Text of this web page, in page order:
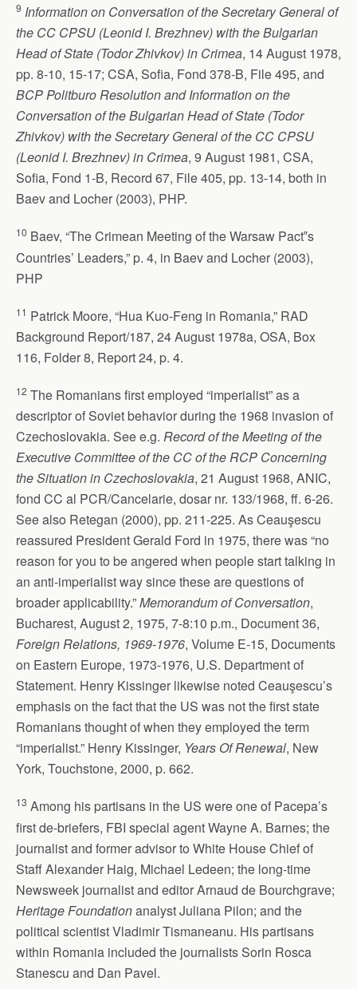
9 Information on Conversation of the Secretary General of
the CC CPSU (Leonid I. Brezhnev) with the Bulgarian
Head of State (Todor Zhivkov) in Crimea, 14 August 1978,
pp. 8-10, 15-17; CSA, Sofia, Fond 378-B, File 495, and
BCP Politburo Resolution and Information on the
Conversation of the Bulgarian Head of State (Todor
Zhivkov) with the Secretary General of the CC CPSU
(Leonid I. Brezhnev) in Crimea, 9 August 1981, CSA,
Sofia, Fond 1-B, Record 67, File 405, pp. 13-14, both in
Baev and Locher (2003), PHP.
10 Baev, “The Crimean Meeting of the Warsaw Pact‟s
Countries’ Leaders,” p. 4, in Baev and Locher (2003),
PHP
11 Patrick Moore, “Hua Kuo-Feng in Romania,” RAD
Background Report/187, 24 August 1978a, OSA, Box
116, Folder 8, Report 24, p. 4.
12 The Romanians first employed “imperialist” as a
descriptor of Soviet behavior during the 1968 invasion of
Czechoslovakia. See e.g. Record of the Meeting of the
Executive Committee of the CC of the RCP Concerning
the Situation in Czechoslovakia, 21 August 1968, ANIC,
fond CC al PCR/Cancelarie, dosar nr. 133/1968, ff. 6-26.
See also Retegan (2000), pp. 211-225. As Ceauşescu
reassured President Gerald Ford in 1975, there was “no
reason for you to be angered when people start talking in
an anti-imperialist way since these are questions of
broader applicability.”Memorandum of Conversation,
Bucharest, August 2, 1975, 7-8:10 p.m., Document 36,
Foreign Relations, 1969-1976, Volume E-15, Documents
on Eastern Europe, 1973-1976, U.S. Department of
Statement. Henry Kissinger likewise noted Ceauşescu’s
emphasis on the fact that the US was not the first state
Romanians thought of when they employed the term
“imperialist.” Henry Kissinger, Years Of Renewal, New
York, Touchstone, 2000, p. 662.
13 Among his partisans in the US were one of Pacepa’s
first de-briefers, FBI special agent Wayne A. Barnes; the
journalist and former advisor to White House Chief of
Staff Alexander Haig, Michael Ledeen; the long-time
Newsweek journalist and editor Arnaud de Bourchgrave;
Heritage Foundationanalyst Juliana Pilon; and the
political scientist Vladimir Tismaneanu. His partisans
within Romania included the journalists Sorin Rosca
Stanescu and Dan Pavel.